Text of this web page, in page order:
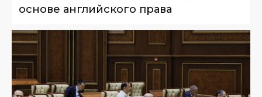
основе английского права